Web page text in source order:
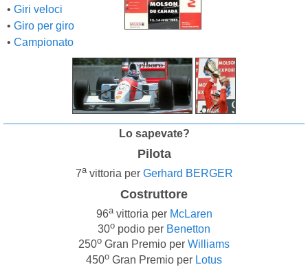
• Giri veloci
• Giro per giro
• Campionato
Lo sapevate?
Pilota
7avittoria per Gerhard BERGER
Costruttore
96avittoria per McLaren
30o podio per Benetton
250o Gran Premio per Williams
450o Gran Premio per Lotus